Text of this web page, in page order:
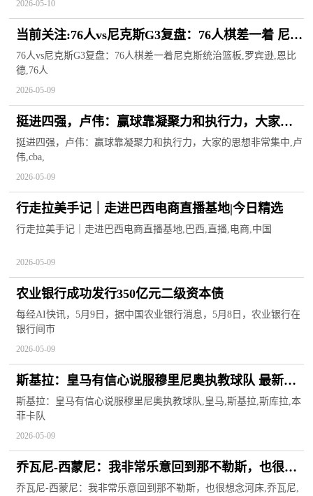
2026-05-10
当前关注:76人vs尼克斯G3复盘：76人棋差一着 尼克
斯统治篮板
76人vs尼克斯G3复盘：76人棋差一着尼克斯统治篮板,罗宾逊,恩比
德,76人
2026-05-09
挺进四强，卢伟：赢球靠凝聚力和执行力，大家的
思想非常集中
挺进四强，卢伟：赢球靠凝聚力和执行力，大家的思想非常集中,卢
伟,cba,
2026-05-09
行走拉美手记｜走进巴西电商直播基地|今日精选
行走拉美手记｜走进巴西电商直播基地,巴西,直播,电商,中国
2026-05-09
农业银行成功发行350亿元二级资本债
每经AI快讯，5月9日，据中国农业银行消息，5月8日，农业银行在
银行间市
2026-05-09
斯基拉：皇马有信心说服穆里尼奥执教球队 最新资
讯
斯基拉：皇马有信心说服穆里尼奥执教球队,皇马,斯基拉,斯库拉,本
菲卡队
2026-05-09
乔瓦尼-西蒙尼：我非常乐意回到那不勒斯，也很想
念河床
乔瓦尼-西蒙尼：我非常乐意回到那不勒斯，也很想念河床,乔瓦尼,